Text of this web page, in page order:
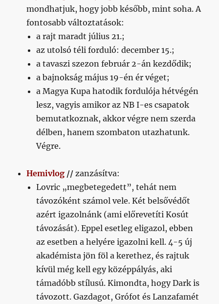
mondhatjuk, hogy jobb később, mint soha. A
fontosabb változtatások:
a rajt maradt július 21.;
az utolsó téli forduló: december 15.;
a tavaszi szezon február 2-án kezdődik;
a bajnokság május 19-én ér véget;
a Magya Kupa hatodik fordulója hétvégén
lesz, vagyis amikor az NB I-es csapatok
bemutatkoznak, akkor végre nem szerda
délben, hanem szombaton utazhatunk.
Végre.
Hemivlog //zanzásítva:
Lovric „megbetegedett”, tehát nem
távozóként számol vele. Két belsővédőt
azért igazolnánk (ami előrevetíti Kosút
távozását). Eppel esetleg eligazol, ebben
az esetben a helyére igazolni kell. 4-5 új
akadémista jön föl a kerethez, és rajtuk
kívül még kell egy középpályás, aki
támadóbb stílusú. Kimondta, hogy Dark is
távozott. Gazdagot, Grófot és Lanzafamét